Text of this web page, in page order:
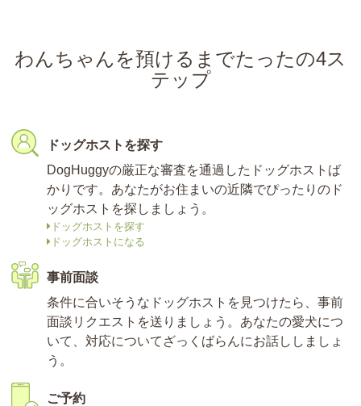
わんちゃんを預けるまでたったの4ス
テップ
ドッグホストを探す
DogHuggyの厳正な審査を通過したドッグホストば
かりです。あなたがお住まいの近隣でぴったりのド
ッグホストを探しましょう。
ドッグホストを探す
ドッグホストになる
事前面談
条件に合いそうなドッグホストを見つけたら、事前
面談リクエストを送りましょう。あなたの愛犬につ
いて、対応についてざっくばらんにお話ししましょ
う。
ご予約